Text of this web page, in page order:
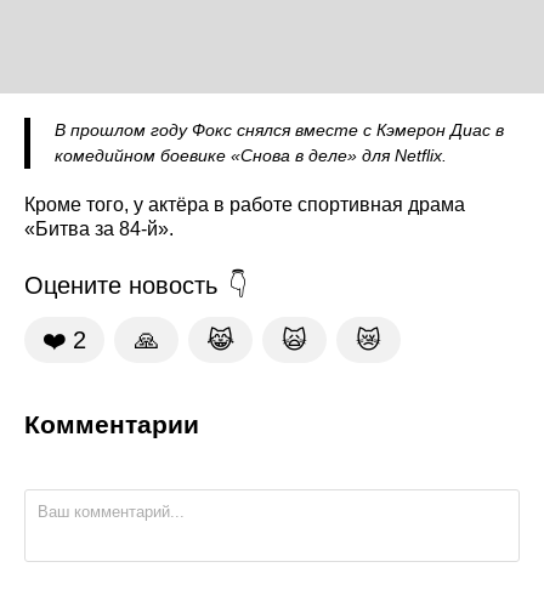
В прошлом году Фокс снялся вместе с Кэмерон Диас в
комедийном боевике «Снова в деле» для Netflix.
Кроме того, у актёра в работе спортивная драма
«Битва за 84-й».
Оцените новость
❤️ 2 🙏 😹 🙀 😿
Комментарии